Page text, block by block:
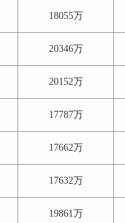
18055万
20346万
20152万
17787万
17662万
17632万
19861万